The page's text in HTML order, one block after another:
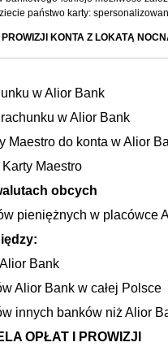
państwo karty:
KONTA Z LOKATĄ
w Alior Bank
w Alior Bank
Maestro do konta w Alior
Maestro
obcych
pieniężnych w placówce
Bank
Alior Bank w całej Polsce
innych banków niż Alior
OPŁAT I PROWIZJI